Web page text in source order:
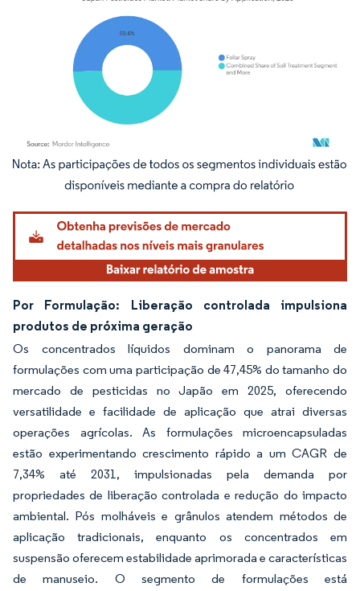
Imagem © Mordor Intelligence. O reuso requer atribuição conforme CC BY 4.0.
Por Formulação: Liberação controlada impulsiona
produtos de próxima geração
Os concentrados líquidos dominam o panorama de
formulações com uma participação de 47,45% do tamanho do
mercado de pesticidas no Japão em 2025, oferecendo
versatilidade e facilidade de aplicação que atrai diversas
operações agrícolas. As formulações microencapsuladas
estão experimentando crescimento rápido a um CAGR de
7,34% até 2031, impulsionadas pela demanda por
propriedades de liberação controlada e redução do impacto
ambiental. Pós molháveis e grânulos atendem métodos de
aplicação tradicionais, enquanto os concentrados em
suspensão oferecem estabilidade aprimorada e características
de manuseio. O segmento de formulações está